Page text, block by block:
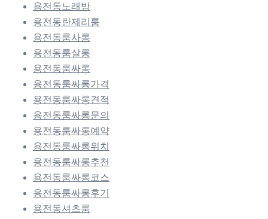
용전동노래방
용전동란제리룸
용전동룸사롱
용전동룸살롱
용전동룸싸롱
용전동룸싸롱가격
용전동룸싸롱견적
용전동룸싸롱문의
용전동룸싸롱예약
용전동룸싸롱위치
용전동룸싸롱추천
용전동룸싸롱코스
용전동룸싸롱후기
용전동셔츠룸